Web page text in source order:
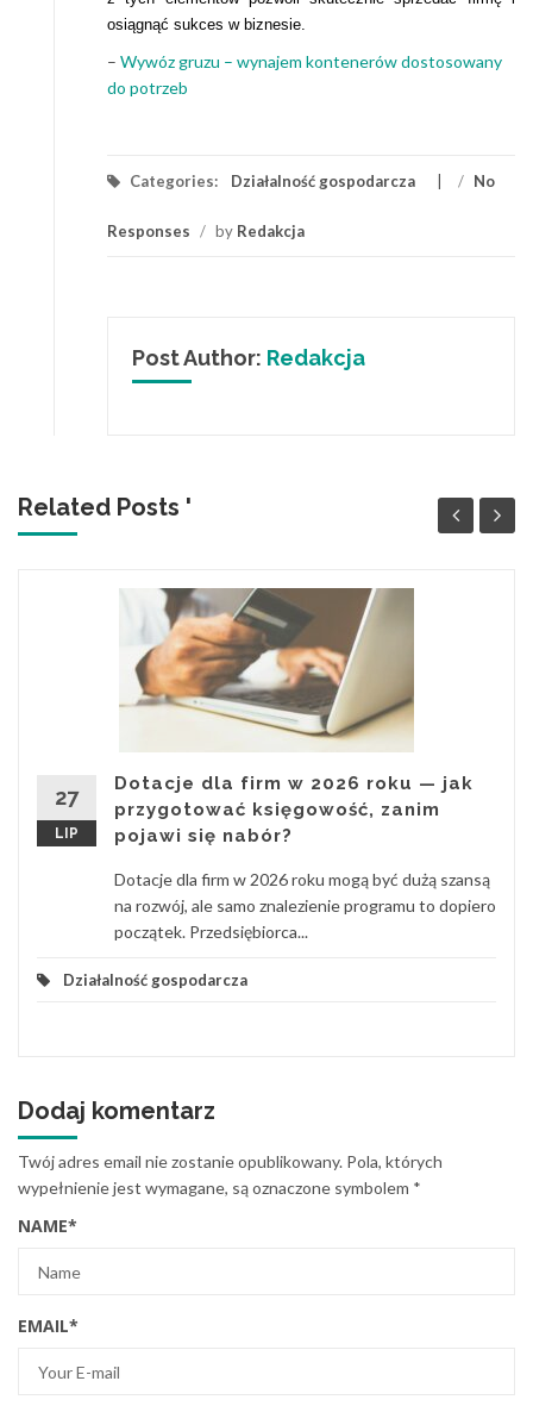
osiągnąć sukces w biznesie.
– Wywóz gruzu – wynajem kontenerów dostosowany
do potrzeb
Categories: Działalność gospodarcza / No
Responses / by Redakcja
Post Author: Redakcja
Related Posts '
27
LIP
Dotacje dla firm w 2026 roku — jak
przygotować księgowość, zanim
pojawi się nabór?
Dotacje dla firm w 2026 roku mogą być dużą szansą
na rozwój, ale samo znalezienie programu to dopiero
początek. Przedsiębiorca...
Działalność gospodarcza
Dodaj komentarz
Twój adres email nie zostanie opublikowany. Pola, których
wypełnienie jest wymagane, są oznaczone symbolem *
NAME*
EMAIL*